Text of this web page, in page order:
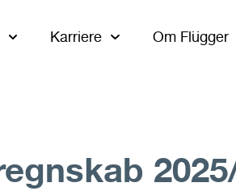
Karriere Om Flügger